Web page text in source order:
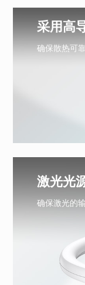
采用高
确保散热可
激光光
确保激光的